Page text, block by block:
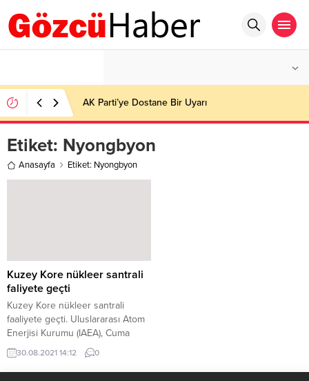
AK Parti’ye Dostane Bir Uyarı
Etiket: Nyongbyon
Anasayfa Etiket: Nyongbyon
Kuzey Kore nükleer santrali
faliyete geçti
Kuzey Kore nükleer santrali
faaliyete geçti. Uluslararası Atom
Enerjisi Kurumu (IAEA), Cuma
günü yayınladığı raporunda uydu
görüntüleri aracılığıyla Kuzey
Kore’nin nükleer santralinin
30.08.2021 14:12 0